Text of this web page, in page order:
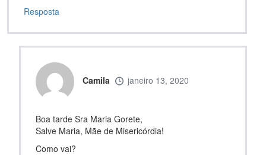
Resposta
Camila janeiro 13, 2020
Boa tarde Sra Maria Gorete,
Salve Maria, Mãe de Misericórdia!
Como vai?